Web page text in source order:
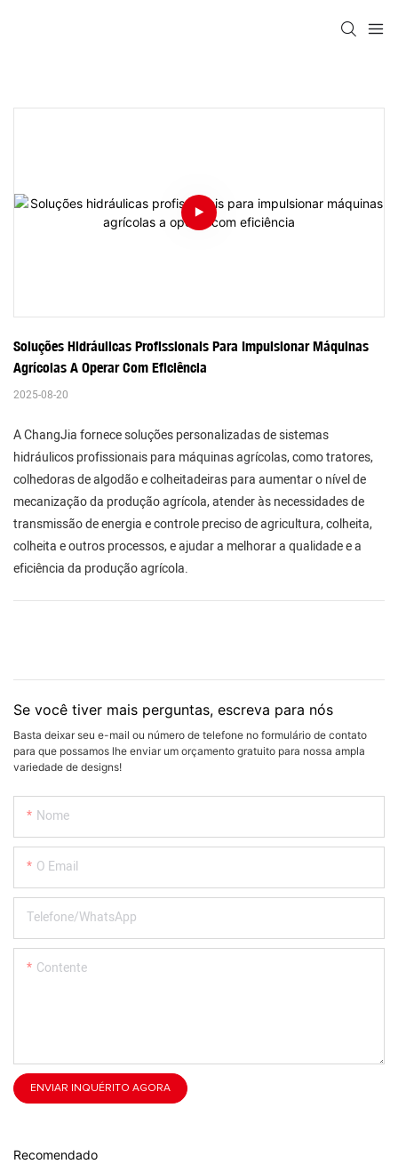
Soluções Hidráulicas Profissionais Para Impulsionar Máquinas
Agrícolas A Operar Com Eficiência
2025-08-20
A ChangJia fornece soluções personalizadas de sistemas
hidráulicos profissionais para máquinas agrícolas, como tratores,
colhedoras de algodão e colheitadeiras para aumentar o nível de
mecanização da produção agrícola, atender às necessidades de
transmissão de energia e controle preciso de agricultura, colheita,
colheita e outros processos, e ajudar a melhorar a qualidade e a
eficiência da produção agrícola.
Se você tiver mais perguntas, escreva para nós
Basta deixar seu e-mail ou número de telefone no formulário de contato
para que possamos lhe enviar um orçamento gratuito para nossa ampla
variedade de designs!
Nome
O Email
Telefone/whatsApp
Contente
ENVIAR INQUÉRITO AGORA
Recomendado